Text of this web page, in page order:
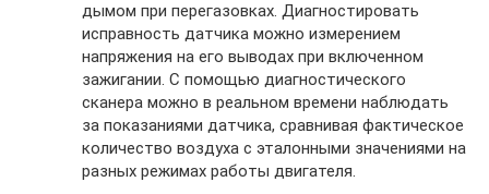
дымом при перегазовках. Диагностировать
исправность датчика можно измерением
напряжения на его выводах при включенном
зажигании. С помощью диагностического
сканера можно в реальном времени наблюдать
за показаниями датчика, сравнивая фактическое
количество воздуха с эталонными значениями на
разных режимах работы двигателя.